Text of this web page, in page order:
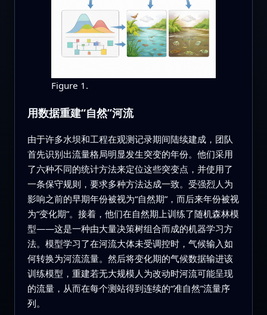
Figure 1.
用数据重建“自然”河流
由于许多水坝和工程在观测记录期间陆续建成，团队
首先识别出流量格局明显发生突变的年份。他们采用
了六种不同的统计方法来定位这些突变点，并使用了
一条保守规则，要求多种方法达成一致。受强烈人为
影响之前的早期年份被视为“自然期”，而后来年份被视
为“变化期”。接着，他们在自然期上训练了随机森林模
型——这是一种由大量决策树组合而成的机器学习方
法。模型学习了在河流大体未受调控时，气候输入如
何转换为河流流量。然后将变化期的气候数据输进该
训练模型，重建若无大规模人为改动时河流可能呈现
的流量，从而在每个测站得到连续的“准自然”流量序
列。